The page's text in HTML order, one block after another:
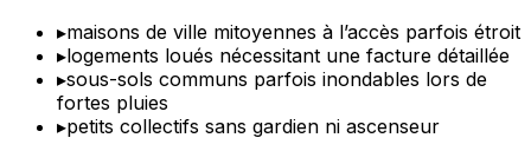
▸maisons de ville mitoyennes à l’accès parfois étroit
▸logements loués nécessitant une facture détaillée
▸sous-sols communs parfois inondables lors de
fortes pluies
▸petits collectifs sans gardien ni ascenseur